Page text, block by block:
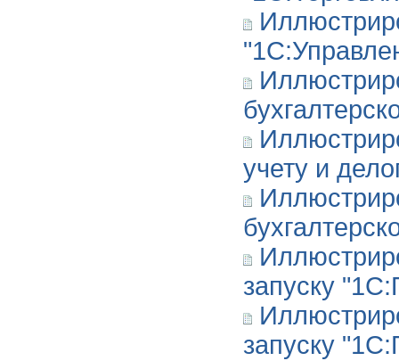
учету и
запуску
запуску